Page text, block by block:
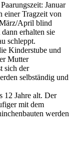
Januar
einer Tragzeit von
April blind
erhalten sie
schleppt.
Kinderstube und
Mutter
sich der
selbständig und
12 Jahre alt. Der
mit dem
werden